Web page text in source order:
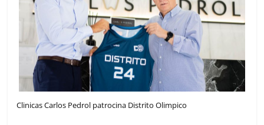
Clinicas Carlos Pedrol patrocina Distrito Olimpico